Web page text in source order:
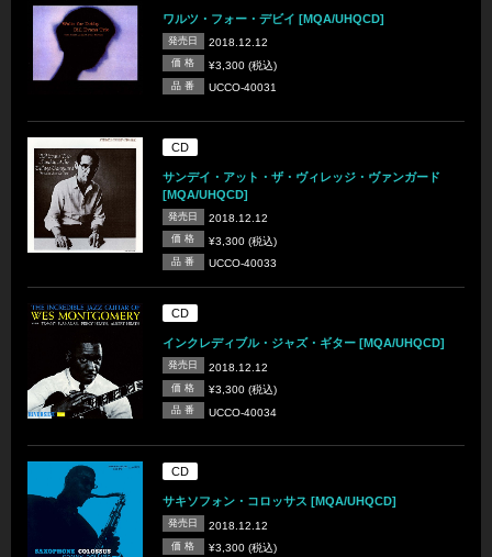
ワルツ・フォー・デビイ [MQA/UHQCD]
発売日 2018.12.12
価 格 ¥3,300 (税込)
品 番 UCCO-40031
CD
サンデイ・アット・ザ・ヴィレッジ・ヴァンガード
[MQA/UHQCD]
発売日 2018.12.12
価 格 ¥3,300 (税込)
品 番 UCCO-40033
CD
インクレディブル・ジャズ・ギター [MQA/UHQCD]
発売日 2018.12.12
価 格 ¥3,300 (税込)
品 番 UCCO-40034
CD
サキソフォン・コロッサス [MQA/UHQCD]
発売日 2018.12.12
価 格 ¥3,300 (税込)